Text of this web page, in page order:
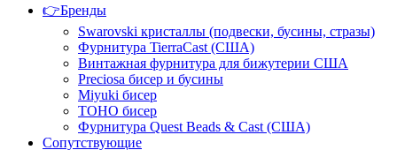
👉Бренды
Swarovski кристаллы (подвески, бусины, стразы)
Фурнитура TierraCast (США)
Винтажная фурнитура для бижутерии США
Preciosa бисер и бусины
Miyuki бисер
TOHO бисер
Фурнитура Quest Beads & Cast (США)
Сопутствующие